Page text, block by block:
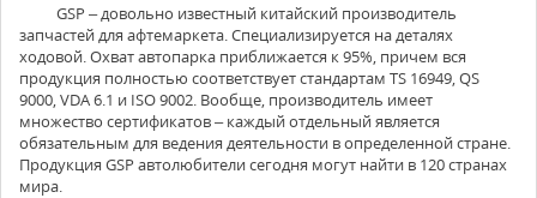
GSP – довольно известный китайский производитель
запчастей для афтемаркета. Специализируется на деталях
ходовой. Охват автопарка приближается к 95%, причем вся
продукция полностью соответствует стандартам TS 16949, QS
9000, VDA 6.1 и ISO 9002. Вообще, производитель имеет
множество сертификатов – каждый отдельный является
обязательным для ведения деятельности в определенной стране.
Продукция GSP автолюбители сегодня могут найти в 120 странах
мира.